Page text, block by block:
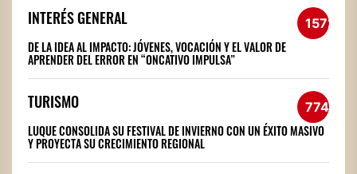
INTERÉS GENERAL 1572
DE LA IDEA AL IMPACTO: JÓVENES, VOCACIÓN Y EL VALOR DE
APRENDER DEL ERROR EN “ONCATIVO IMPULSA”
TURISMO 774
LUQUE CONSOLIDA SU FESTIVAL DE INVIERNO CON UN ÉXITO MASIVO
Y PROYECTA SU CRECIMIENTO REGIONAL